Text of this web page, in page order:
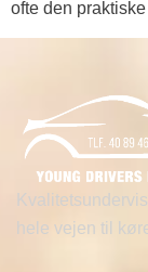
ofte den
hele vejen til